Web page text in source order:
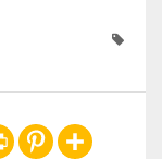
Share